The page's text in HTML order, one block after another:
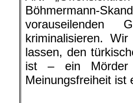
Böhmermann-
vorauseilenden
kriminalisieren.
lassen, den
ist – ein Mörder
Meinungsfreiheit ist